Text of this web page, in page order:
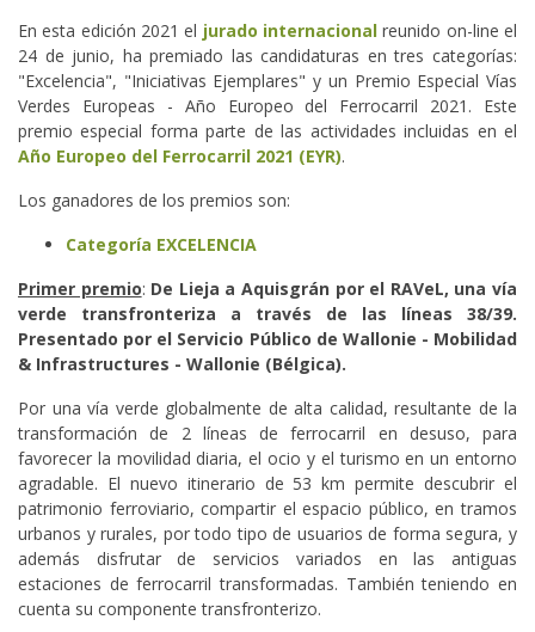
En esta edición 2021 el jurado internacional reunido on-line el
24 de junio, ha premiado las candidaturas en tres categorías:
"Excelencia", "Iniciativas Ejemplares" y un Premio Especial Vías
Verdes Europeas - Año Europeo del Ferrocarril 2021. Este
premio especial forma parte de las actividades incluidas en el
Año Europeo del Ferrocarril 2021 (EYR).
Los ganadores de los premios son:
Categoría EXCELENCIA
Primer premio: De Lieja a Aquisgrán por el RAVeL, una vía
verde transfronteriza a través de las líneas 38/39.
Presentado por el Servicio Público de Wallonie - Mobilidad
& Infrastructures - Wallonie (Bélgica).
Por una vía verde globalmente de alta calidad, resultante de la
transformación de 2 líneas de ferrocarril en desuso, para
favorecer la movilidad diaria, el ocio y el turismo en un entorno
agradable. El nuevo itinerario de 53 km permite descubrir el
patrimonio ferroviario, compartir el espacio público, en tramos
urbanos y rurales, por todo tipo de usuarios de forma segura, y
además disfrutar de servicios variados en las antiguas
estaciones de ferrocarril transformadas. También teniendo en
cuenta su componente transfronterizo.